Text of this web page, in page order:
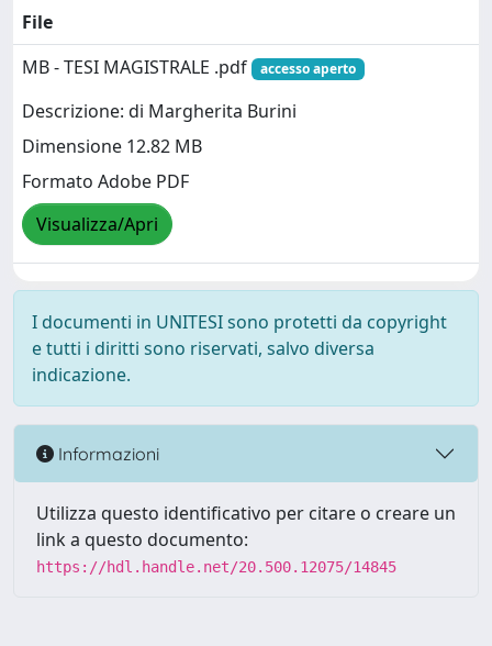
File
MB - TESI MAGISTRALE .pdf
accesso aperto
Descrizione: di Margherita Burini
Dimensione 12.82 MB
Formato Adobe PDF
Visualizza/Apri
I documenti in UNITESI sono protetti da copyright
e tutti i diritti sono riservati, salvo diversa
indicazione.
Informazioni
Utilizza questo identificativo per citare o creare un
link a questo documento:
https://hdl.handle.net/20.500.12075/14845